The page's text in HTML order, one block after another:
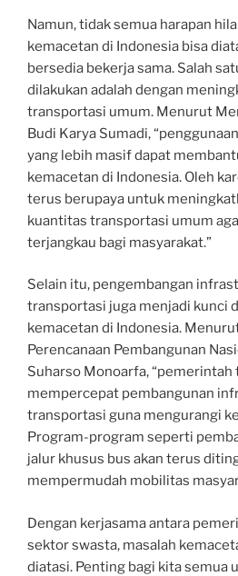
Namun, tidak semua harapan
kemacetan di Indonesia bisa
bersedia bekerja sama. Salah
dilakukan adalah dengan
transportasi umum. Menurut
Budi Karya Sumadi,
yang lebih masif dapat
kemacetan di Indonesia. Oleh
terus berupaya untuk
kuantitas transportasi umum
terjangkau bagi masyarakat.”
Selain itu, pengembangan
transportasi juga menjadi kunci
kemacetan di Indonesia.
Perencanaan Pembangunan
Suharso Monoarfa,
mempercepat pembangunan
transportasi guna mengurangi
Program-program seperti
jalur khusus bus akan terus
mempermudah mobilitas
Dengan kerjasama antara
sektor swasta, masalah
diatasi. Penting bagi kita semua